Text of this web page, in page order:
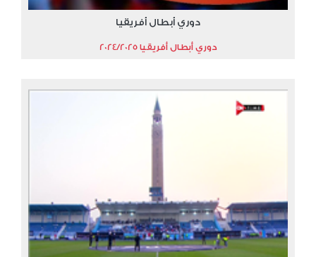
دوري أبطال أفريقيا
دوري أبطال أفريقيا 2024/2025